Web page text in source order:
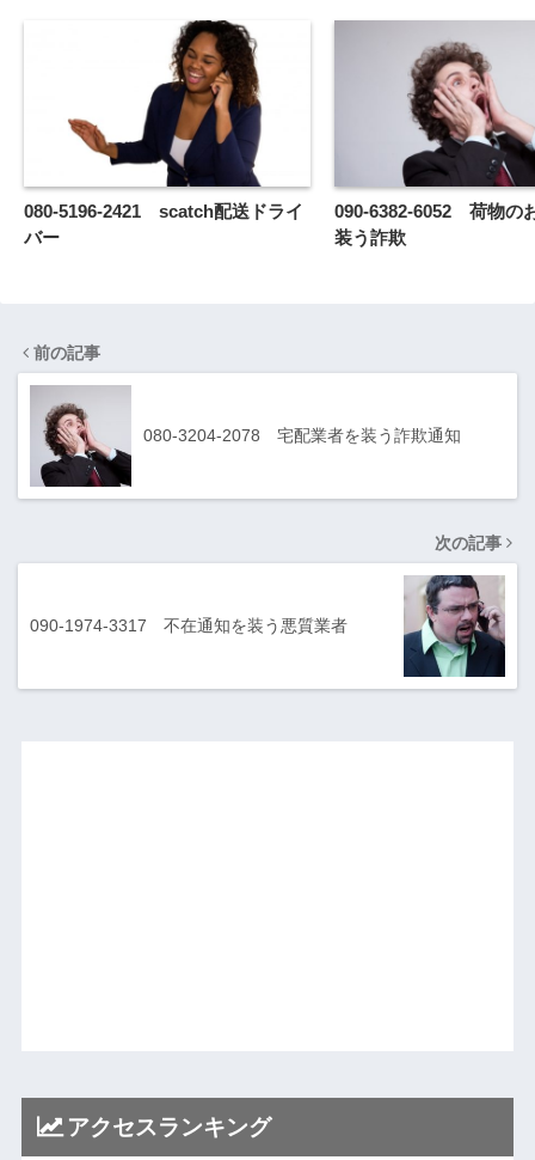
080-5196-2421 scatch配送ドライ
バー
090-6382-6052 荷物の
装う詐欺
前の記事
080-3204-2078 宅配業者を装う詐欺通知
次の記事
090-1974-3317 不在通知を装う悪質業者
アクセスランキング